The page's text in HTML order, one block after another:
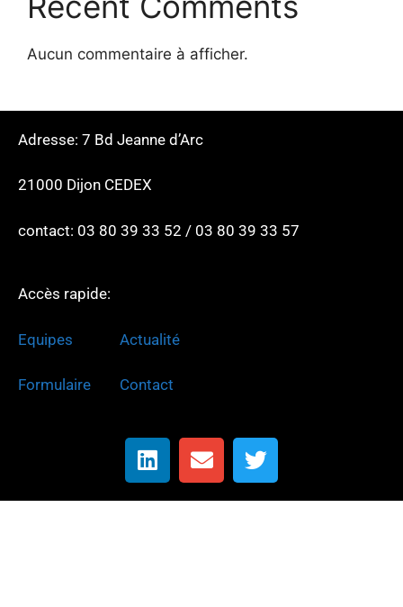
Aucun commentaire à afficher.
Adresse: 7 Bd Jeanne d’Arc
21000 Dijon CEDEX
contact: 03 80 39 33 52 / 03 80 39 33 57
Accès rapide:
Equipes Actualité
Formulaire Contact